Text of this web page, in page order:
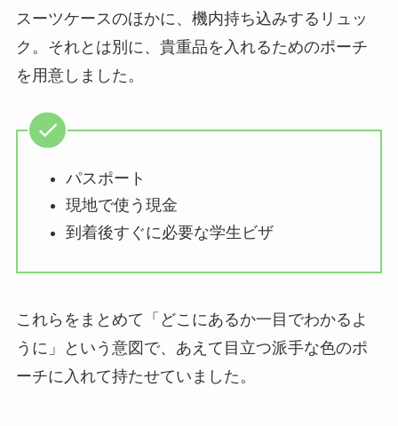
スーツケースのほかに、機内持ち込みするリュッ
ク。それとは別に、貴重品を入れるためのポーチ
を用意しました。
パスポート
現地で使う現金
到着後すぐに必要な学生ビザ
これらをまとめて「どこにあるか一目でわかるよ
うに」という意図で、あえて目立つ派手な色のポ
ーチに入れて持たせていました。